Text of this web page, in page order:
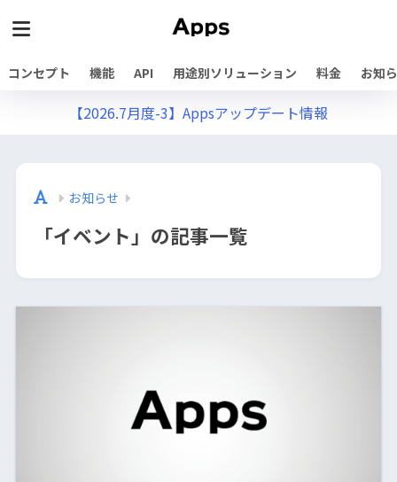
コンセプト 機能 API 用途別ソリューション 料金 お知
【2026.7月度-3】Appsアップデート情報
お知らせ
「イベント」の記事一覧